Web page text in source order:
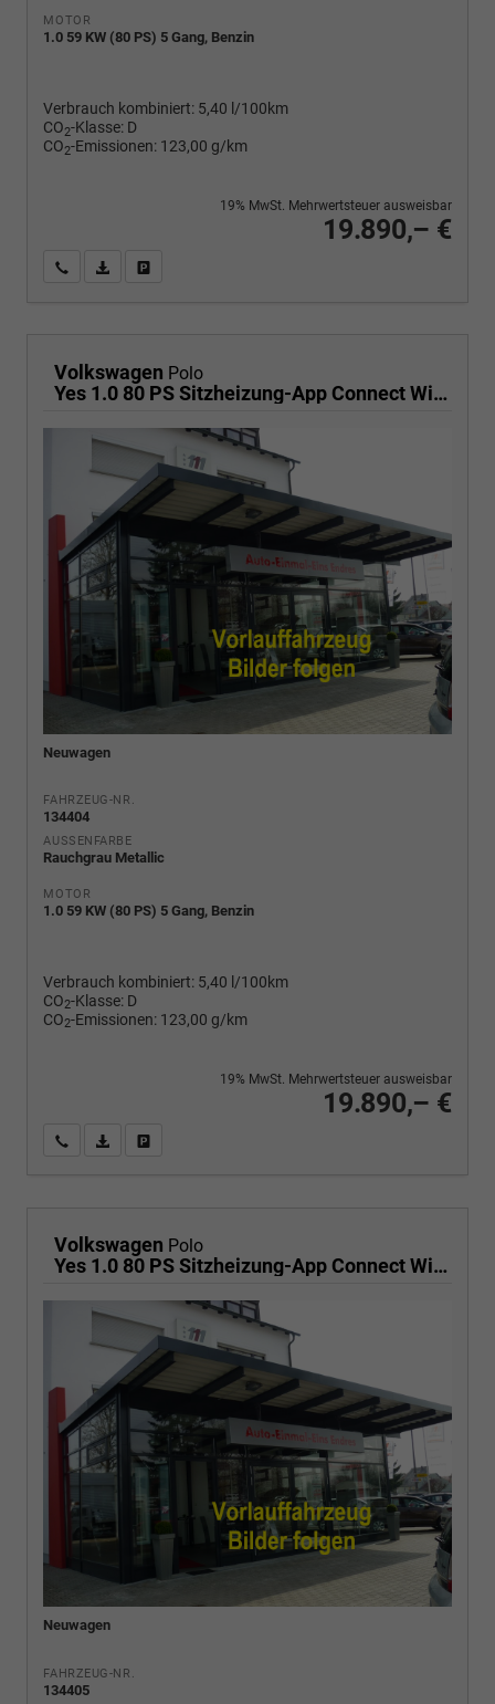
MOTOR
1.0 59 KW (80 PS) 5 Gang, Benzin
Verbrauch kombiniert: 5,40 l/100km
CO2-Klasse: D
CO2-Emissionen: 123,00 g/km
19.890,– €
19% MwSt. Mehrwertsteuer ausweisbar
Wir rufen Sie anPDF-Fahrzeugexposé drucken
Volkswagen Polo
Yes 1.0 80 PS Sitzheizung-App Connect Wireless-Einparkhilfe-Klima-Sofort
Neuwagen
FAHRZEUG-NR.
134404
AUSSENFARBE
Rauchgrau Metallic
MOTOR
1.0 59 KW (80 PS) 5 Gang, Benzin
Verbrauch kombiniert: 5,40 l/100km
CO2-Klasse: D
CO2-Emissionen: 123,00 g/km
19.890,– €
19% MwSt. Mehrwertsteuer ausweisbar
Wir rufen Sie anPDF-Fahrzeugexposé drucken
Volkswagen Polo
Yes 1.0 80 PS Sitzheizung-App Connect Wireless-Einparkhilfe-Klima-Sofort
Neuwagen
FAHRZEUG-NR.
134405